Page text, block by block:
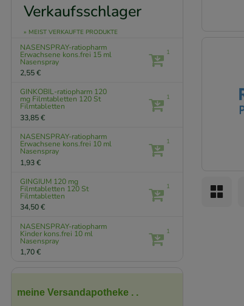
Verkaufsschlager
» MEIST VERKAUFTE PRODUKTE
NASENSPRAY-ratiopharm
Erwachsene kons.frei 15 ml
Nasenspray
2,55 €
1
GINKOBIL-ratiopharm 120
mg Filmtabletten 120 St
Filmtabletten
33,85 €
1
NASENSPRAY-ratiopharm
Erwachsene kons.frei 10 ml
Nasenspray
1,93 €
1
GINGIUM 120 mg
Filmtabletten 120 St
Filmtabletten
34,50 €
1
NASENSPRAY-ratiopharm
Kinder kons.frei 10 ml
Nasenspray
1,70 €
1
meine Versandapotheke . .